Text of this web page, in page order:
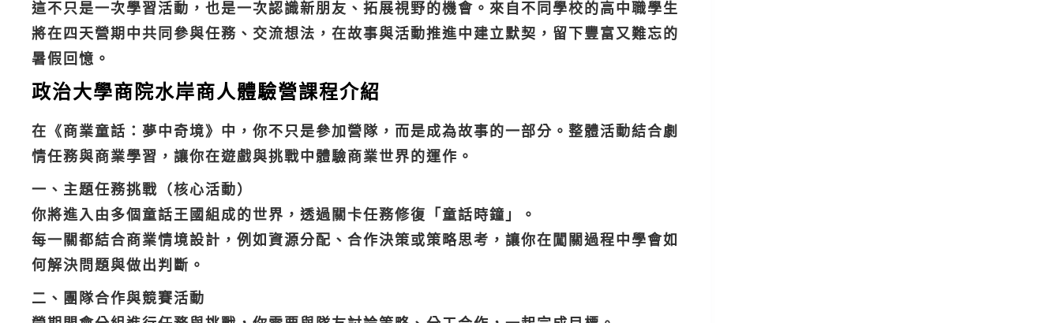
這不只是一次學習活動，也是一次認識新朋友、拓展視野的機會。來自不同學校的高中職學生
將在四天營期中共同參與任務、交流想法，在故事與活動推進中建立默契，留下豐富又難忘的
暑假回憶。
政治大學商院水岸商人體驗營課程介紹
在《商業童話：夢中奇境》中，你不只是參加營隊，而是成為故事的一部分。整體活動結合劇
情任務與商業學習，讓你在遊戲與挑戰中體驗商業世界的運作。
一、主題任務挑戰（核心活動）
你將進入由多個童話王國組成的世界，透過關卡任務修復「童話時鐘」。
每一關都結合商業情境設計，例如資源分配、合作決策或策略思考，讓你在闖關過程中學會如
何解決問題與做出判斷。
二、團隊合作與競賽活動